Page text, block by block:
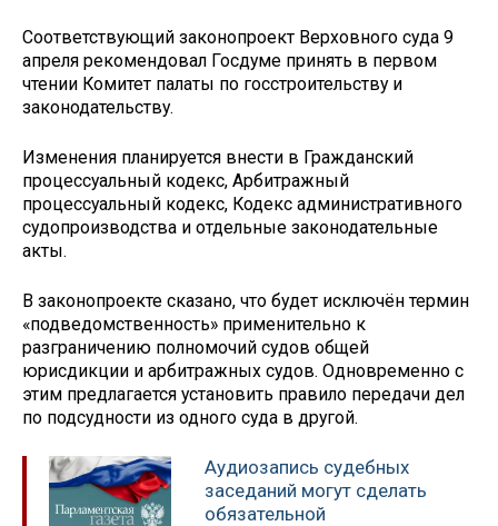
Соответствующий законопроект Верховного суда 9
апреля рекомендовал Госдуме принять в первом
чтении Комитет палаты по госстроительству и
законодательству.
Изменения планируется внести в Гражданский
процессуальный кодекс, Арбитражный
процессуальный кодекс, Кодекс административного
судопроизводства и отдельные законодательные
акты.
В законопроекте сказано, что будет исключён термин
«подведомственность» применительно к
разграничению полномочий судов общей
юрисдикции и арбитражных судов. Одновременно с
этим предлагается установить правило передачи дел
по подсудности из одного суда в другой.
Аудиозапись судебных
заседаний могут сделать
обязательной